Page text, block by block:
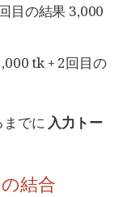
目の結果 3,000
tk + 2回目の
までに 入力トー
結合